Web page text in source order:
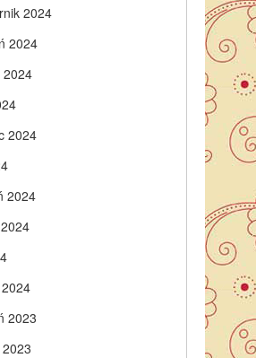
2024
2024
2024
2024
2024
2023